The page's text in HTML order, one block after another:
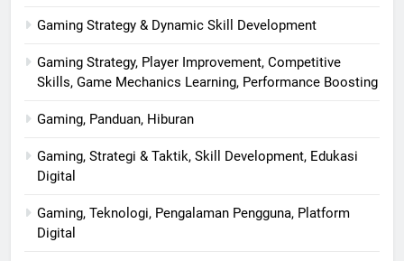
Gaming Strategy & Dynamic Skill Development
Gaming Strategy, Player Improvement, Competitive
Skills, Game Mechanics Learning, Performance Boosting
Gaming, Panduan, Hiburan
Gaming, Strategi & Taktik, Skill Development, Edukasi
Digital
Gaming, Teknologi, Pengalaman Pengguna, Platform
Digital